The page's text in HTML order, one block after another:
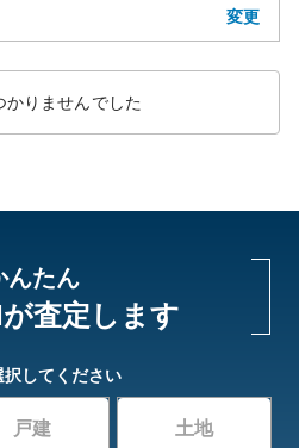
変更
りませんでした
んたん
査定します
してください
戸建 土地